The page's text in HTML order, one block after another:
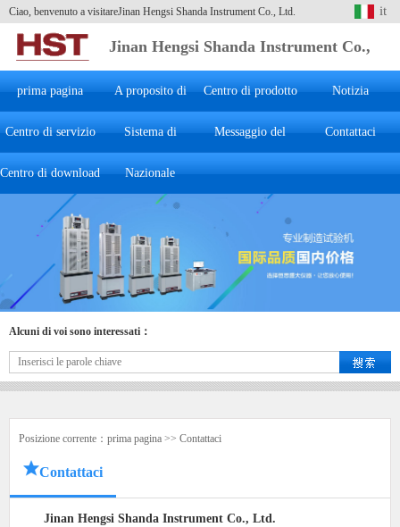
Ciao, benvenuto a visitareJinan Hengsi Shanda Instrument Co., Ltd. it
Jinan Hengsi Shanda Instrument Co.,
Ltd.
prima pagina A proposito di
Hengsi
Centro di prodotto Notizia
Centro di servizio Sistema di
marketing
Messaggio del
cliente
Contattaci
Centro di download Nazionale
Alcuni di voi sono interessati：
Posizione corrente： prima pagina >> Contattaci
Contattaci
Jinan Hengsi Shanda Instrument Co., Ltd.